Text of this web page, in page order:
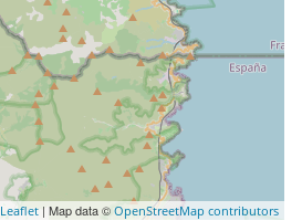
Leaflet | Map data © OpenStreetMap contributors